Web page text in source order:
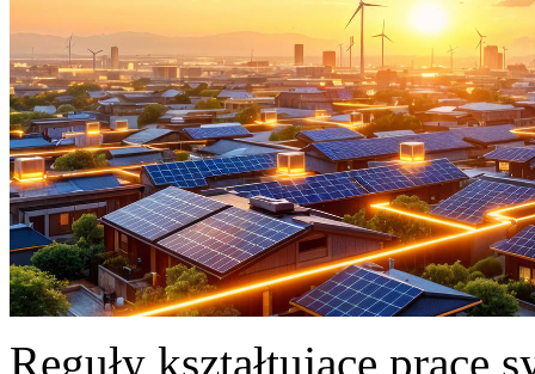
Reguły kształtujące pracę